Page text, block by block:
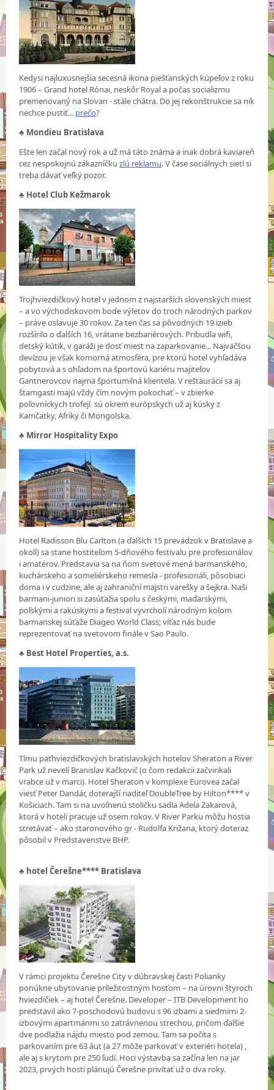
Kedysi najluxusnejšia secesná ikona piešťanských kúpeľov z roku
1906 – Grand hotel Rónai, neskôr Royal a počas socializmu
premenovaný na Slovan - stále chátra. Do jej rekonštrukcie sa nik
nechce pustiť... prečo?
♣ Mondieu Bratislava
Ešte len začal nový rok a už má táto známa a inak dobrá kaviareň
cez nespokojnú zákazníčkuzlú reklamu. V čase sociálnych sietí si
treba dávať veľký pozor.
♣ Hotel Club Kežmarok
Trojhviezdičkový hotel v jednom z najstarších slovenských miest
– a vo východiskovom bode výletov do troch národných parkov
– práve oslavuje 30 rokov. Za ten čas sa pôvodných 19 izieb
rozšírilo o ďalších 16, vrátane bezbariérových. Pribudla wifi,
detský kútik, v garáži je dosť miest na zaparkovanie... Najväčšou
devízou je však komorná atmosféra, pre ktorú hotel vyhľadáva
pobytová a s ohľadom na športovú kariéru majiteľov
Gantnerovcov najmä športumilná klientela. V reštaurácií sa aj
štamgasti majú vždy čím novým pokochať – v zbierke
poľovníckych trofejí sú okrem európskych už aj kúsky z
Kamčatky, Afriky či Mongolska.
♣ Mirror Hospitality Expo
Hotel Radisson Blu Carlton (a ďalších 15 prevádzok v Bratislave a
okolí) sa stane hostiteľom 5-dňového festivalu pre profesionálov
i amatérov. Predstavia sa na ňom svetové mená barmanského,
kuchárskeho a someliérskeho remesla - profesionáli, pôsobiaci
doma i v cudzine, ale aj zahraniční majstri varešky a šejkra. Naši
barmani-juniori si zasúťažia spolu s českými, maďarskými,
poľskými a rakúskymi a festival vyvrcholí národným kolom
barmanskej súťaže Diageo World Class; víťaz nás bude
reprezentovať na svetovom finále v Sao Paulo.
♣ Best Hotel Properties, a.s.
Tímu päťhviezdičkových bratislavských hotelov Sheraton a River
Park už nevelí Branislav Kačkovič (o čom redakcii začvirikali
vrabce už v marci). Hotel Sheraton v komplexe Eurovea začal
viesť Peter Dandár, doterajší riaditeľ DoubleTree by Hilton**** v
Košiciach. Tam si na uvoľnenú stoličku sadla Adela Zakarová,
ktorá v hoteli pracuje už osem rokov. V River Parku môžu hostia
stretávať – ako staronového gr - Rudolfa Križana, ktorý doteraz
pôsobil v Predstavenstve BHP.
♣ hotel Čerešne**** Bratislava
V rámci projektu Čerešne City v dúbravskej časti Polianky
ponúkne ubytovanie príležitostným hosťom – na úrovni štyroch
hviezdičiek – aj hotel Čerešne. Developer – ITB Development ho
predstavil ako 7-poschodovú budovu s 96 izbami a siedmimi 2-
izbovými apartmánmi so zatrávnenou strechou, pričom ďalšie
dve podlažia nájdu miesto pod zemou. Tam sa počíta s
parkovaním pre 63 áut (a 27 môže parkovať v exteriéri hotela) ,
ale aj s krytom pre 250 ľudí. Hoci výstavba sa začína len na jar
2023, prvých hostí plánujú Čerešne privítať už o dva roky.